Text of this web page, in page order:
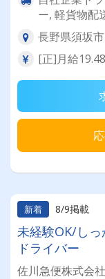
ー, 軽貨物配
長野県須坂市
[正]月給
新着 8/9掲載
未経験OK/し
ドライバー
佐川急便株式会